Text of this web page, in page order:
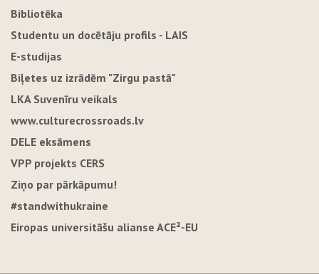
Bibliotēka
Studentu un docētāju profils - LAIS
E-studijas
Biļetes uz izrādēm "Zirgu pastā"
LKA Suvenīru veikals
www.culturecrossroads.lv
DELE eksāmens
VPP projekts CERS
Ziņo par pārkāpumu!
#standwithukraine
Eiropas universitāšu alianse ACE²-EU